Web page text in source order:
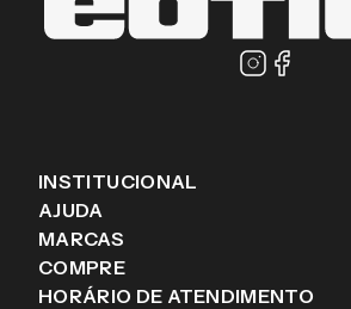
INSTITUCIONAL
Fale conosco
Blog
Sobre a eÓtica
AJUDA
Como comprar
Trocas e Devoluções
MARCAS
Ray-Ban
COMPRE
HORÁRIO DE ATENDIMENTO